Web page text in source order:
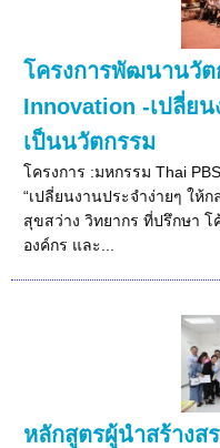
โครงการพัฒนานวัต
Innovation -เปลี่ยน
เป็นนวัตกรรม
โครงการ :มหกรรม Thai
“เปลี่ยนงานประจำง่ายๆ ให้
สุขสว่าง วิทยากร ที่ปรึกษา
องค์กร และ...
หลักสูตรผู้นำสร้างส